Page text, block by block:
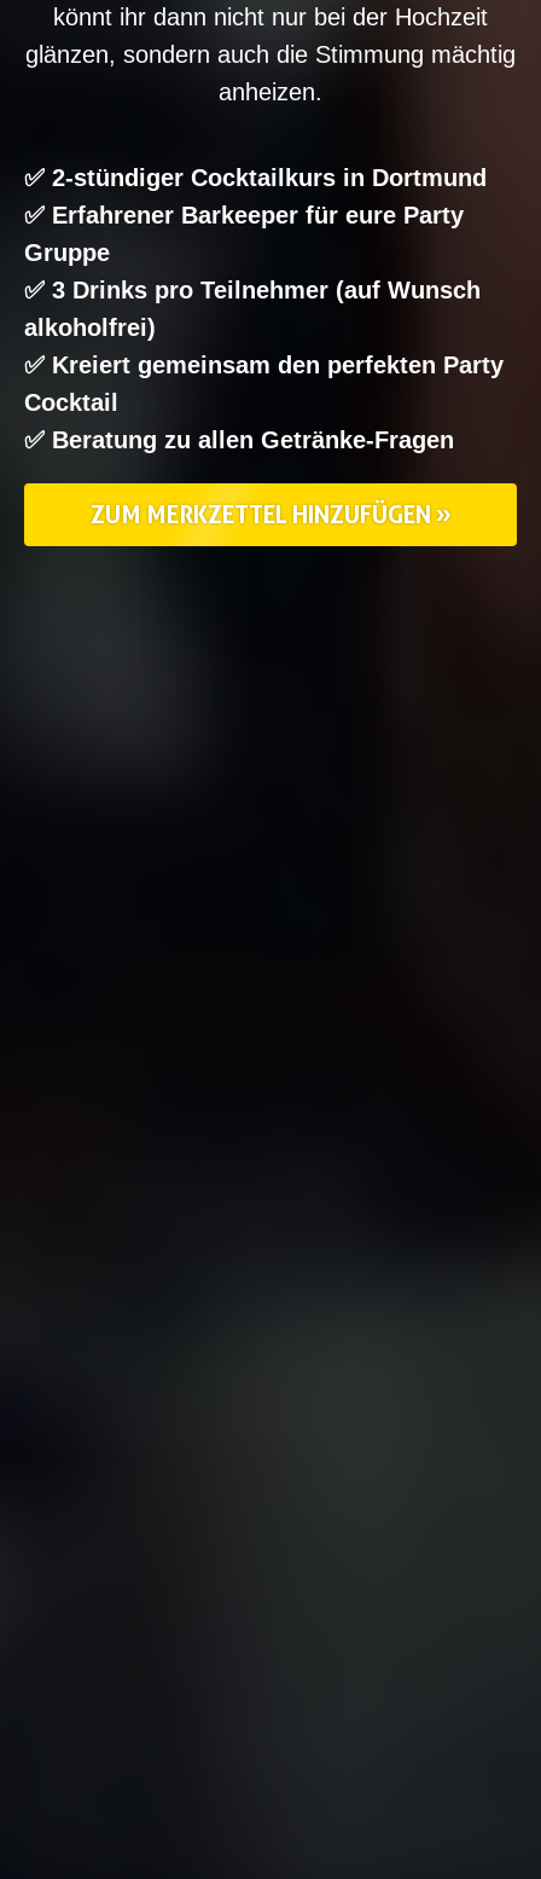
könnt ihr dann nicht nur bei der Hochzeit
glänzen, sondern auch die Stimmung mächtig
anheizen.
✅ 2-stündiger Cocktailkurs in Dortmund
✅ Erfahrener Barkeeper für eure Party
Gruppe
✅ 3 Drinks pro Teilnehmer (auf Wunsch
alkoholfrei)
✅ Kreiert gemeinsam den perfekten Party
Cocktail
✅ Beratung zu allen Getränke-Fragen
ZUM MERKZETTEL HINZUFÜGEN »